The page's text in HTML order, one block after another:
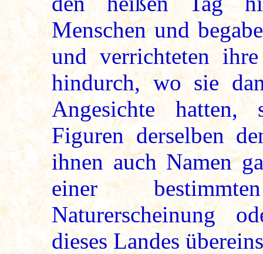
Menschen und
und verrichteten
hindurch, wo sie
Angesichte hatten,
Figuren derselben
ihnen auch Namen
einer
Naturerscheinung
dieses Landes